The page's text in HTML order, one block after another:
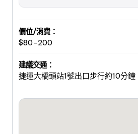
價位/消費：
$80-200
建議交通：
捷運大橋頭站1號出口步行約10分鐘